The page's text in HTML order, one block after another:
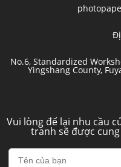
No.6, Standardized
Yingshang County,
Vui lòng để lại nhu cầu
tranh sẽ được